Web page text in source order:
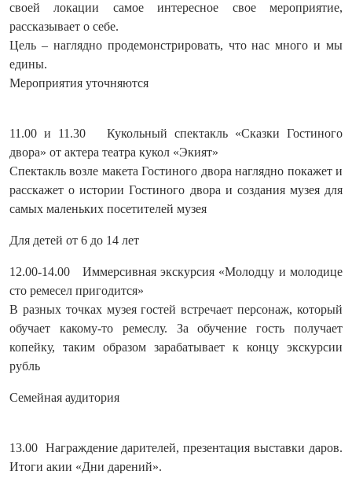
своей локации самое интересное свое мероприятие,
рассказывает о себе.
Цель – наглядно продемонстрировать, что нас много и мы
едины.
Мероприятия уточняются
11.00 и 11.30 Кукольный спектакль «Сказки Гостиного
двора» от актера театра кукол «Экият»
Спектакль возле макета Гостиного двора наглядно покажет и
расскажет о истории Гостиного двора и создания музея для
самых маленьких посетителей музея
Для детей от 6 до 14 лет
12.00-14.00 Иммерсивная экскурсия «Молодцу и молодице
сто ремесел пригодится»
В разных точках музея гостей встречает персонаж, который
обучает какому-то ремеслу. За обучение гость получает
копейку, таким образом зарабатывает к концу экскурсии
рубль
Семейная аудитория
13.00 Награждение дарителей, презентация выставки даров.
Итоги акии «Дни дарений».